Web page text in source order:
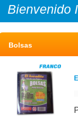
Bienvenido
Bolsas